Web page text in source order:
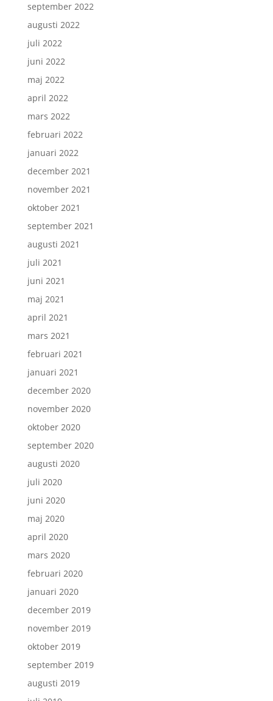
september 2022
augusti 2022
juli 2022
juni 2022
maj 2022
april 2022
mars 2022
februari 2022
januari 2022
december 2021
november 2021
oktober 2021
september 2021
augusti 2021
juli 2021
juni 2021
maj 2021
april 2021
mars 2021
februari 2021
januari 2021
december 2020
november 2020
oktober 2020
september 2020
augusti 2020
juli 2020
juni 2020
maj 2020
april 2020
mars 2020
februari 2020
januari 2020
december 2019
november 2019
oktober 2019
september 2019
augusti 2019